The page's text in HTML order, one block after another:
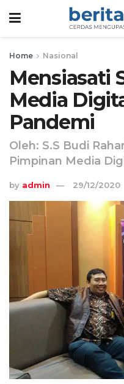
Home Nasional
Mensiasati
Media
Pandemi
Oleh: S.S Budi
Pimpinan Media
by admin 29/12/2020